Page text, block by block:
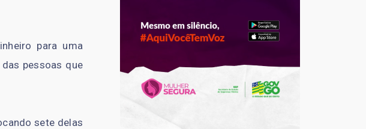
para uma
pessoas que
sete delas